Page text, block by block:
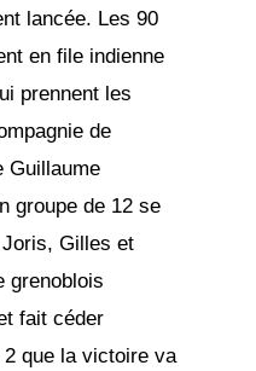
lancée. Les 90
en file indienne
prennent les
de
Guillaume
groupe de 12 se
Gilles et
grenoblois
fait céder
2 que la victoire va